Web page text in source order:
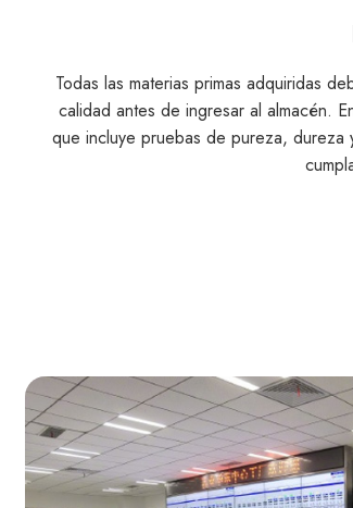
Todas las materias primas adquiridas
calidad antes de ingresar al almacén.
que incluye pruebas de pureza, dureza